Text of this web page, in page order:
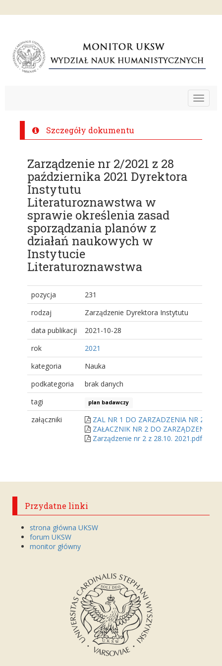
Toggle
Szczegóły dokumentu
Zarządzenie nr 2/2021 z 28
października 2021 Dyrektora
Instytutu
Literaturoznawstwa w
sprawie określenia zasad
sporządzania planów z
działań naukowych w
Instytucie
Literaturoznawstwa
pozycja
231
rodzaj
Zarządzenie Dyrektora Instytutu
data publikacji
2021-10-28
rok
2021
kategoria
Nauka
podkategoria
brak danych
tagi
plan badawczy
załączniki
ZAL NR 1 DO ZARZADZENIA NR 2 28
ZAŁACZNIK NR 2 DO ZARZĄDZENIA
Zarządzenie nr 2 z 28.10. 2021.pdf
Przydatne linki
strona główna UKSW
forum UKSW
monitor główny